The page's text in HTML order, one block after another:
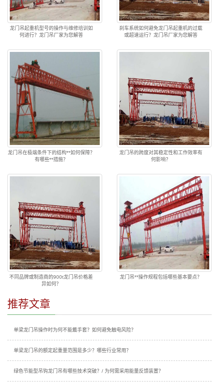
龙门吊起重机型号的操作与维修培训如
何进行？龙门吊厂家为您解答
刹车系统如何避免龙门吊起重机的过载
或超速运行？龙门吊厂家为您解答
龙门吊在极端条件下的结构**如何保障？
有哪些**措施？
龙门吊的跨度对其稳定性和工作效率有
何影响？
不同品牌或制造商的900t龙门吊价格差
异如何？
龙门吊**操作规程包括哪些基本要点？
推荐文章
单梁龙门吊操作时为何不能戴手套？如何避免触电风险？
单梁龙门吊的额定起重量范围是多少？哪些行业常用？
绿色节能型吊钩龙门吊有哪些技术突破？/ 为何需采用能量反馈装置？